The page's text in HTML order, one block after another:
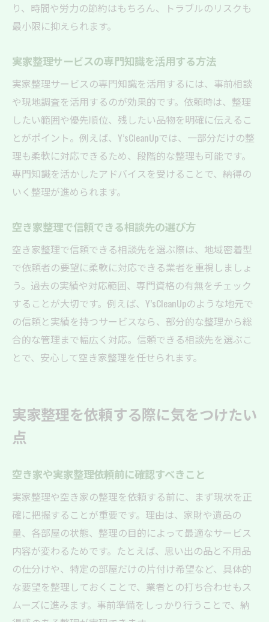
り、時間や労力の節約はもちろん、トラブルのリスクも
最小限に抑えられます。
実家整理サービスの専門知識を活用する方法
実家整理サービスの専門知識を活用するには、事前相談
や現地調査を活用するのが効果的です。依頼時は、整理
したい範囲や優先順位、残したい品物を明確に伝えるこ
とがポイント。例えば、Y’sCleanUpでは、一部分だけの整
理も柔軟に対応できるため、段階的な整理も可能です。
専門知識を活かしたアドバイスを受けることで、納得の
いく整理が進められます。
空き家整理で信頼できる相談先の選び方
空き家整理で信頼できる相談先を選ぶ際は、地域密着型
で依頼者の要望に柔軟に対応できる業者を重視しましょ
う。過去の実績や対応範囲、専門資格の有無をチェック
することが大切です。例えば、Y’sCleanUpのような地元で
の信頼と実績を持つサービスなら、部分的な整理から総
合的な管理まで幅広く対応。信頼できる相談先を選ぶこ
とで、安心して空き家整理を任せられます。
実家整理を依頼する際に気をつけたい
点
空き家や実家整理依頼前に確認すべきこと
実家整理や空き家の整理を依頼する前に、まず現状を正
確に把握することが重要です。理由は、家財や遺品の
量、各部屋の状態、整理の目的によって最適なサービス
内容が変わるためです。たとえば、思い出の品と不用品
の仕分けや、特定の部屋だけの片付け希望など、具体的
な要望を整理しておくことで、業者との打ち合わせもス
ムーズに進みます。事前準備をしっかり行うことで、納